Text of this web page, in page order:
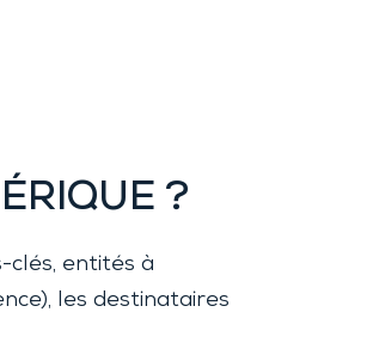
?
clés, entités à
les destinataires